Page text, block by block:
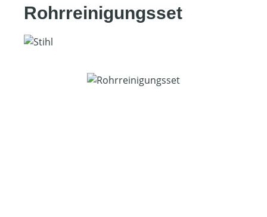
Rohrreinigungsset
Bildergalerie überspringen